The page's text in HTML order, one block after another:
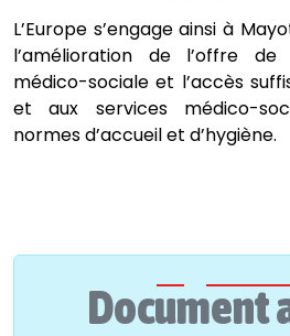
L’Europe s’engage ainsi à
l’amélioration de l’offre
médico-sociale et l’accès
et aux services médico-
normes d’accueil et d’hygiène.
Document